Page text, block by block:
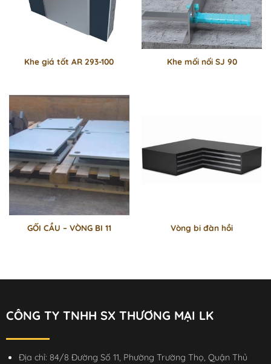
Khe giá tốt AR 293-100 Khe mối nối SJ 90
GỐI CẦU – VÒNG BI 11 Vòng bi đàn hồi
CÔNG TY TNHH SX THƯƠNG MẠI LK
Địa chỉ: 84/8 Đường Số 11, Phường Trường Thọ, Quận Thủ